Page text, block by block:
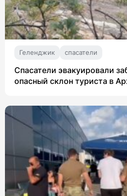
Геленджик спасатели
Спасатели эвакуировали
опасный склон туриста в